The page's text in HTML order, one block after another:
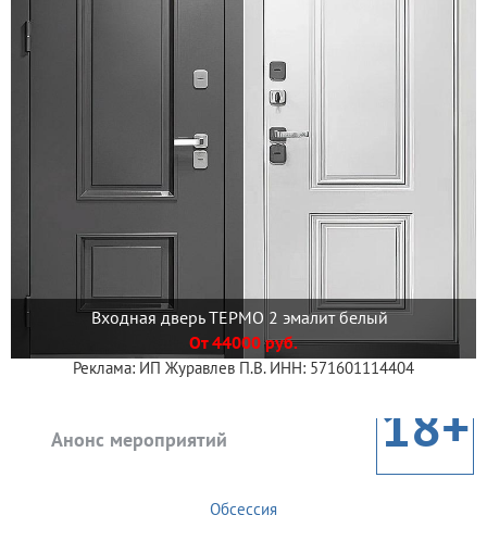
Входная дверь ТЕРМО 2 эмалит белый
От 44000 руб.
Реклама: ИП Журавлев П.В. ИНН: 571601114404
Анонс мероприятий 18+
Обсессия